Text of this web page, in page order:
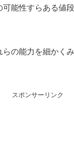
能性すらある値段
の能力を細かく
スポンサーリンク